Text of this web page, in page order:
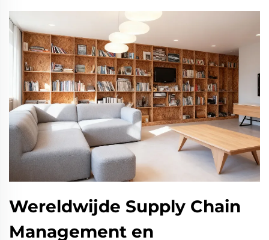
Wereldwijde Supply Chain
Management en